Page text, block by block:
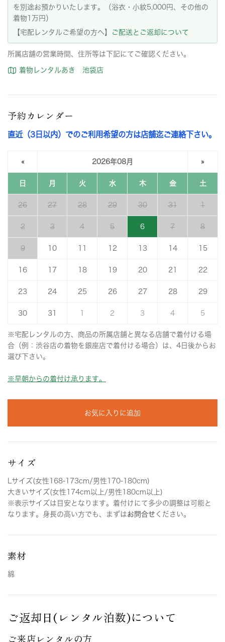
を別途お預かりいたします。（浴衣・小紋5,000円、その他の
着物1万円）
【宅配レンタルご希望の方へ】
ご配送とご返却について
所属店舗の営業時間、住所等は下記にてご確認ください。
着物レンタルあき 池袋店
予約カレンダー
直近（3日以内）でのご利用希望の方は店舗迄ご連絡下さい。
« 2026年08月 »
日 月 火 水 木 金 土
26 27 28 29 30 31 1
2 3 4 5 6 7 8
9 10 12 13 14 15
16 17 18 19 20 21 22
23 24 25 26 27 28 29
30 31 2 3 4 5
※宅配レンタルの方、商品の所属店舗と異なる店舗で着付ける場
合（例：渋谷店の着物を銀座店で着付ける場合）は、4日後からお
選び下さい。
※早朝からの着付け承ります。
お気に入りに追加
サイズ
Lサイズ(女性168-173cm/男性170-180cm)
大きいサイズ(女性174cm以上/男性180cm以上)
※表示サイズは目安となります。着付けにて多少の調整は可能と
なります。身長の高い方でも、まずはお問合せ ください。
素材
綿
ご返却日(レンタル泊数)について
ご来店レンタルの方